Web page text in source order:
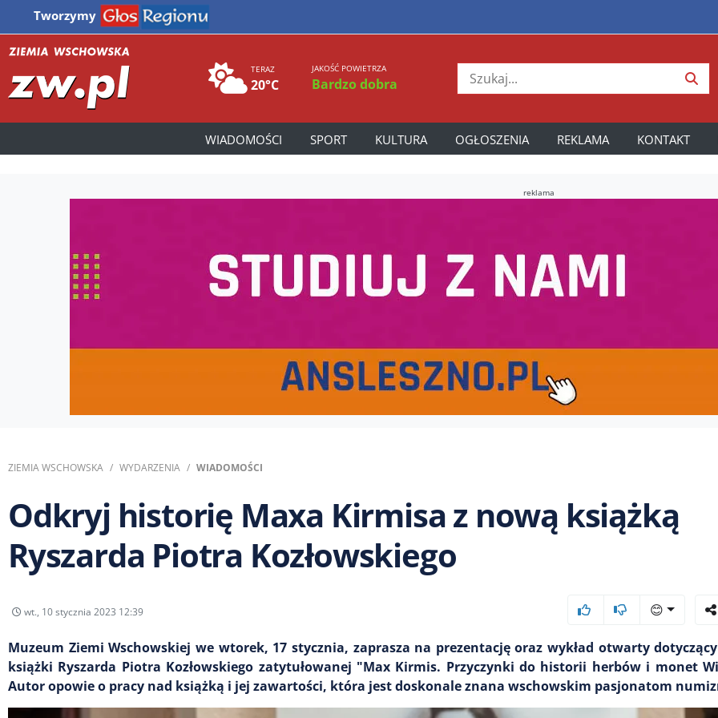
Tworzymy
TERAZ
20°C
JAKOŚĆ POWIETRZA
Bardzo dobra
WIADOMOŚCI SPORT KULTURA OGŁOSZENIA REKLAMA KONTAKT
reklama
ZIEMIA WSCHOWSKA WYDARZENIA WIADOMOŚCI
Odkryj historię Maxa Kirmisa z nową książką
Ryszarda Piotra Kozłowskiego
wt., 10 stycznia 2023 12:39 😊
Muzeum Ziemi Wschowskiej we wtorek, 17 stycznia, zaprasza na prezentację oraz wykład otwarty
książki Ryszarda Piotra Kozłowskiego zatytułowanej "Max Kirmis. Przyczynki do historii herbów i monet
Autor opowie o pracy nad książką i jej zawartości, która jest doskonale znana wschowskim pasjonatom